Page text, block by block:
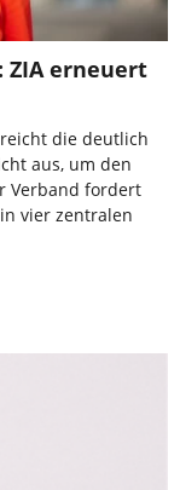
ZIA erneuert
die deutlich
aus, um den
Verband fordert
vier zentralen